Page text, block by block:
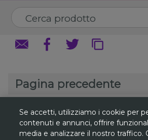
Pagina precedente
Se accetti, utilizziamo i cookie per
contenuti e annunci, offrire
media e analizzare il nostro traffico.